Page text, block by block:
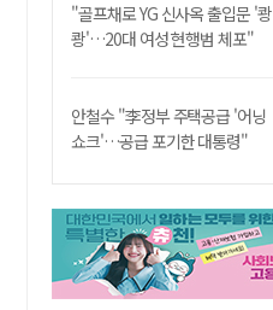
"골프채로 YG 신사옥 출입문 '쾅
쾅'…20대 여성 현행범 체포"
안철수 "李정부 주택공급 '어닝
쇼크'…공급 포기한 대통령"